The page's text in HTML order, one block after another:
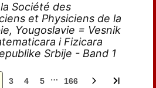
Société des
et Physiciens de la
Yougoslavie = Vesnik
i Fizicara
Srbije - Band 1
3 4 5 … 166